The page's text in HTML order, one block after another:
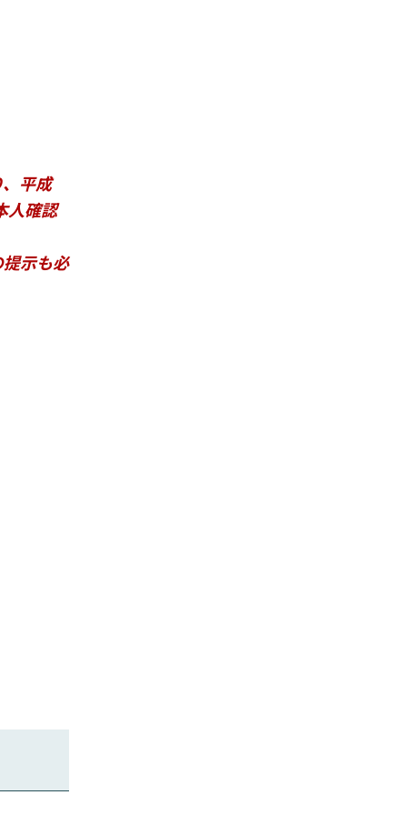
平成
人確認
示も必